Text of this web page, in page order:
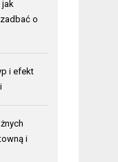
jak
o
i efekt
i